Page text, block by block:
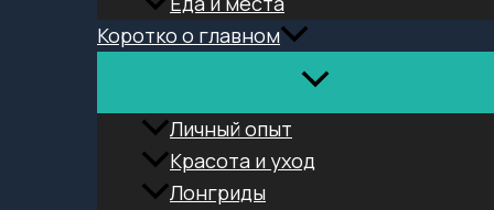
Коротко о главном
Личный опыт
Красота и уход
Лонгриды